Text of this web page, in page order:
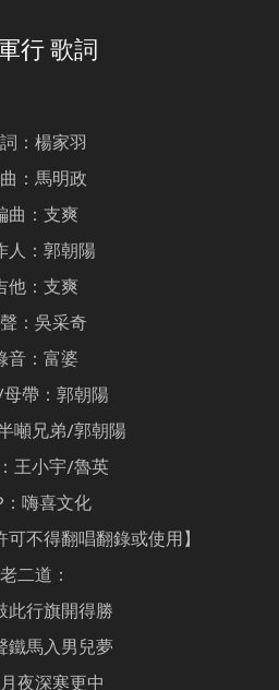
行 歌詞
：楊家羽
：馬明政
曲：支爽
人：郭朝陽
他：支爽
：吳采奇
音：富婆
帶：郭朝陽
噸兄弟/郭朝陽
王小宇/魯英
：嗨喜文化
可不得翻唱翻錄或使用】
老二道：
此行旗開得勝
鐵馬入男兒夢
夜深寒更中